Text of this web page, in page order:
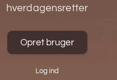
hverdagensretter
Opret bruger
Log ind